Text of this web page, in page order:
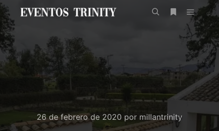
26 de febrero de 2020 por millantrinity